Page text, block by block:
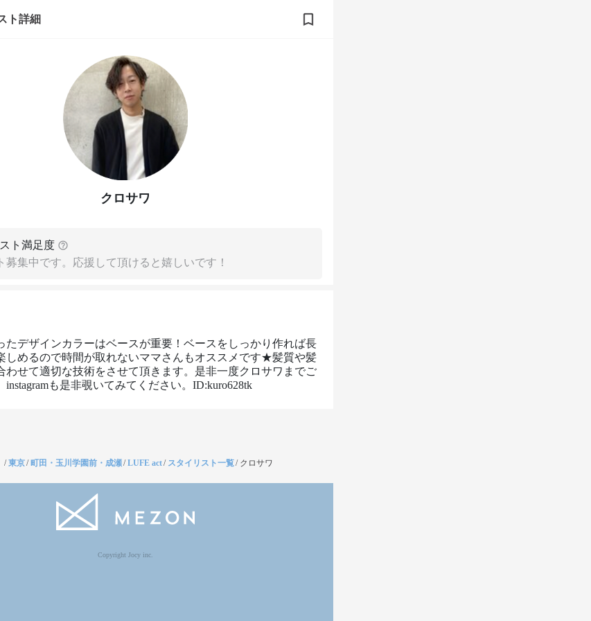
ト詳細
クロサワ
ト満足度
募集中です。応援して頂けると嬉しいです！
たデザインカラーはベースが重要！ベースをしっかり作れば長
しめるので時間が取れないママさんもオススメです★髪質や髪
わせて適切な技術をさせて頂きます。是非一度クロサワまでご
も是非覗いてみてください。ID:kuro628tk
/東京/ 町田・玉川学園前・成瀬 /LUFE act/ スタイリスト一覧/ クロサワ
Copyright Jocy inc.